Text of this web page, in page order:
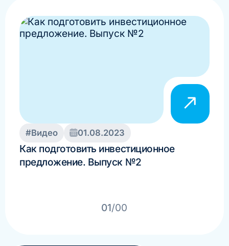
#Видео 01.08.2023
Как подготовить инвестиционное
предложение. Выпуск №2
01/00